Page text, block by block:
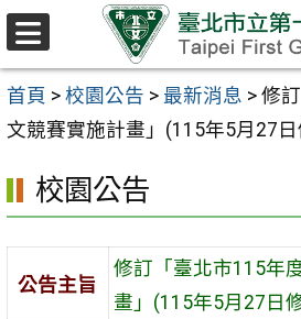
跳至主要內容區
首頁 > 校園公告 > 最新消息 > 修
文競賽實施計畫」(115年5月27
校園公告
公告主旨
修訂「臺北市115年
畫」(115年5月27日
選
單